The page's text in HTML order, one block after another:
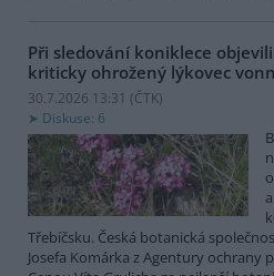
Při sledování koniklece
kriticky ohrožený lýkovec
30.7.2026 13:31 (ČTK)
Diskuse: 6
Třebíčsku. Česká botanická
Josefa Komárka z Agentury ochrany